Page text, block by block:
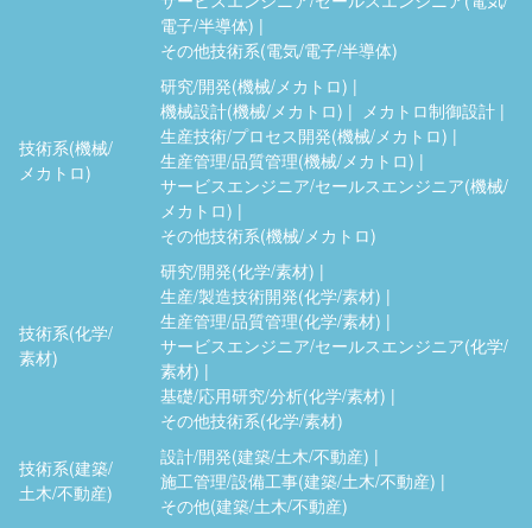
電子/半導体)
その他技術系(電気/電子/半導体)
技術系(機械/
メカトロ)
研究/開発(機械/メカトロ)
機械設計(機械/メカトロ)
メカトロ制御設計
生産技術/プロセス開発(機械/メカトロ)
生産管理/品質管理(機械/メカトロ)
サービスエンジニア/セールスエンジニア(機械/
メカトロ)
その他技術系(機械/メカトロ)
技術系(化学/
素材)
研究/開発(化学/素材)
生産/製造技術開発(化学/素材)
生産管理/品質管理(化学/素材)
サービスエンジニア/セールスエンジニア(化学/
素材)
基礎/応用研究/分析(化学/素材)
その他技術系(化学/素材)
技術系(建築/
土木/不動産)
設計/開発(建築/土木/不動産)
施工管理/設備工事(建築/土木/不動産)
その他(建築/土木/不動産)